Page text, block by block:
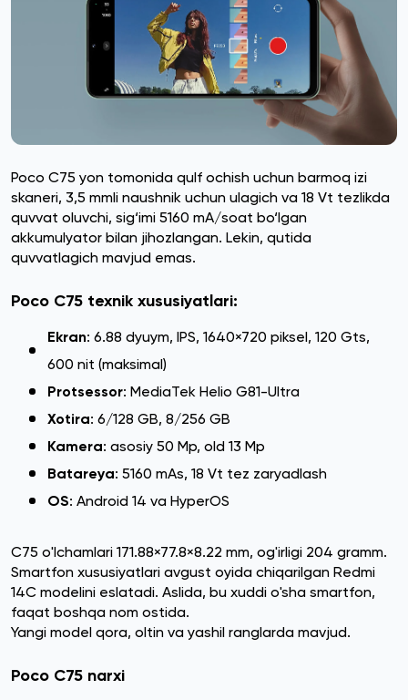
Poco C75 yon tomonida qulf ochish uchun barmoq izi
skaneri, 3,5 mmli naushnik uchun ulagich va 18 Vt tezlikda
quvvat oluvchi, sig‘imi 5160 mA/soat bo‘lgan
akkumulyator bilan jihozlangan. Lekin, qutida
quvvatlagich mavjud emas.
Poco C75 texnik xususiyatlari:
Ekran: 6.88 dyuym, IPS, 1640×720 piksel, 120 Gts,
600 nit (maksimal)
Protsessor: MediaTek Helio G81-Ultra
Xotira: 6/128 GB, 8/256 GB
Kamera: asosiy 50 Mp, old 13 Mp
Batareya: 5160 mAs, 18 Vt tez zaryadlash
OS: Android 14 va HyperOS
C75 o'lchamlari 171.88×77.8×8.22 mm, og'irligi 204 gramm.
Smartfon xususiyatlari avgust oyida chiqarilgan Redmi
14C modelini eslatadi. Aslida, bu xuddi o'sha smartfon,
faqat boshqa nom ostida.
Yangi model qora, oltin va yashil ranglarda mavjud.
Poco C75 narxi